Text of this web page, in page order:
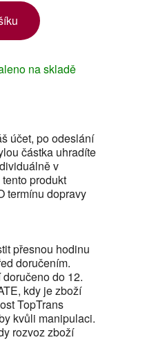
na skladě
účet, po odeslání
částka uhradíte
v
produkt
termínu dopravy
přesnou hodinu
doručením.
do 12.
kdy je zboží
TopTrans
kvůli manipulaci.
rozvoz zboží